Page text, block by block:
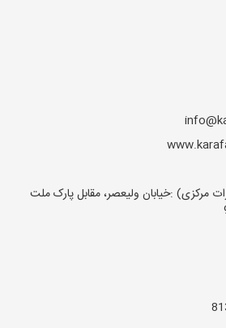
مرکزی) :خیابان ولیعصر، مقابل پارک ملت